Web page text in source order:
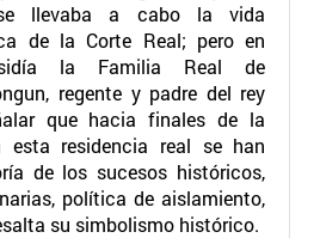
se llevaba a cabo la vida
de la Corte Real; pero en
la Familia Real de
regente y padre del rey
que hacia finales de la
esta residencia real se han
de los sucesos históricos,
política de aislamiento,
su simbolismo histórico.